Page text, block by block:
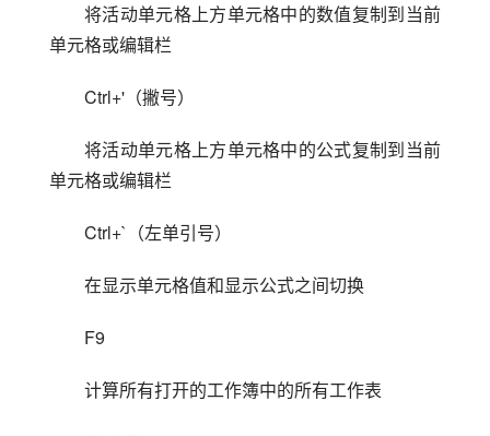
将活动单元格上方单元格中的数值复制到当前
单元格或编辑栏
Ctrl+'（撇号）
将活动单元格上方单元格中的公式复制到当前
单元格或编辑栏
Ctrl+`（左单引号）
在显示单元格值和显示公式之间切换
F9
计算所有打开的工作簿中的所有工作表